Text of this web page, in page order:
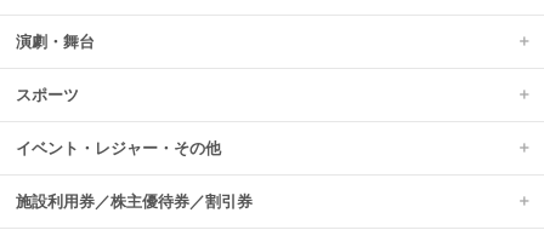
演劇・舞台
スポーツ
イベント・レジャー・その他
施設利用券／株主優待券／割引券